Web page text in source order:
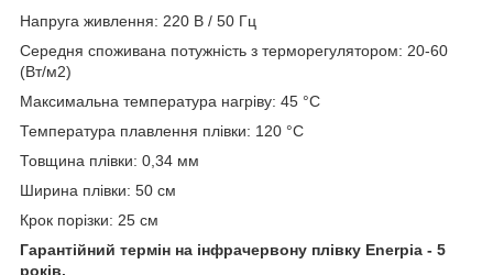
Напруга живлення: 220 В / 50 Гц
Середня споживана потужність з терморегулятором: 20-60
(Вт/м2)
Максимальна температура нагріву: 45 °С
Температура плавлення плівки: 120 °С
Товщина плівки: 0,34 мм
Ширина плівки: 50 см
Крок порізки: 25 см
Гарантійний термін на інфрачервону плівку Enerpia - 5
років.